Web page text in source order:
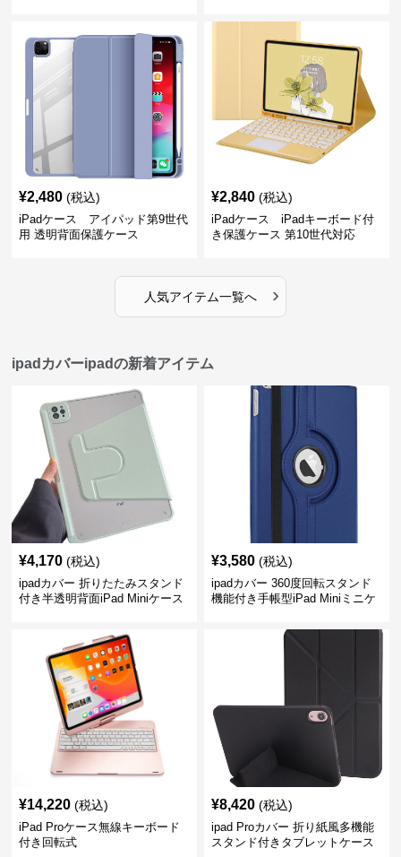
¥2,480 (税込)
iPadケース アイパッド第9世代
用 透明背面保護ケース
¥2,840 (税込)
iPadケース iPadキーボード付
き保護ケース 第10世代対応
人気アイテム一覧へ ›
ipadカバーipadの新着アイテム
¥4,170 (税込)
ipadカバー 折りたたみスタンド
付き半透明背面iPad Miniケース
¥3,580 (税込)
ipadカバー 360度回転スタンド
機能付き手帳型iPad Miniミニケ
¥14,220 (税込)
iPad Proケース無線キーボード
付き回転式
¥8,420 (税込)
ipad Proカバー 折り紙風多機能
スタンド付きタブレットケース